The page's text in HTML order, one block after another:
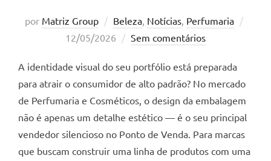
por Matriz Group Beleza, Notícias, Perfumaria
12/05/2026 Sem comentários
A identidade visual do seu portfólio está preparada
para atrair o consumidor de alto padrão? No mercado
de Perfumaria e Cosméticos, o design da embalagem
não é apenas um detalhe estético — é o seu principal
vendedor silencioso no Ponto de Venda. Para marcas
que buscam construir uma linha de produtos com uma